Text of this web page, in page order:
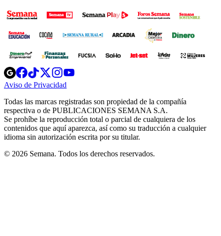
Opens
in
new
Opens
in
new
Opens
in
new
window
Opens
new
windowwindow
Aviso de Privacidad
new
window
Todas las marcas registradas son propiedad de la compañía
respectiva o de PUBLICACIONES SEMANA S.A.
Se prohíbe la reproducción total o parcial de cualquiera de los
contenidos que aquí aparezca, así como su traducción a cualquier
idioma sin autorización escrita por su titular.
© 2026 Semana. Todos los derechos reservados.